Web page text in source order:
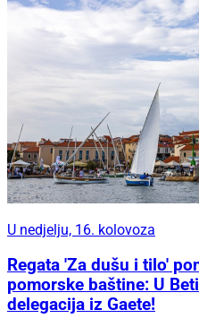
U nedjelju, 16. kolovoza
Regata 'Za dušu i tilo'
pomorske baštine: U
delegacija iz Gaete!